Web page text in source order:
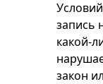
запись
какой-
закон